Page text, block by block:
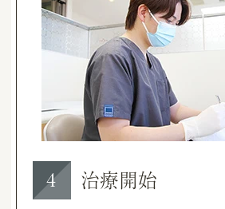
4 治療開始